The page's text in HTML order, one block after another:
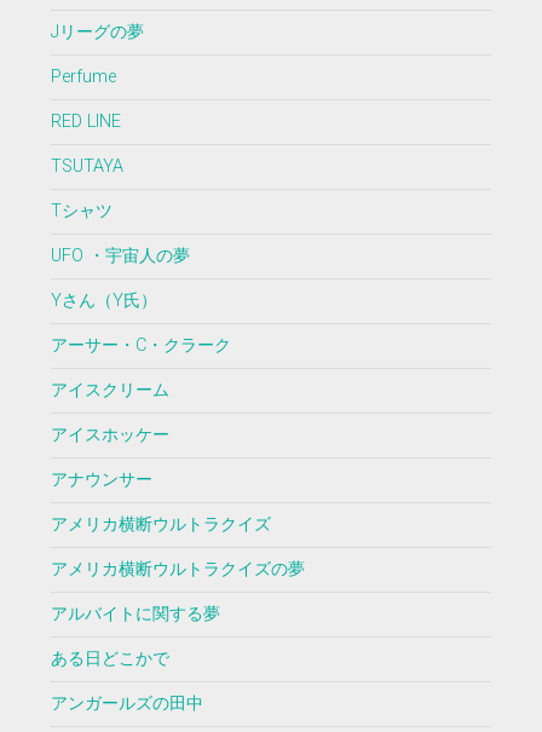
Jリーグの夢
Perfume
RED LINE
TSUTAYA
Tシャツ
UFO ・宇宙人の夢
Yさん（Y氏）
アーサー・C・クラーク
アイスクリーム
アイスホッケー
アナウンサー
アメリカ横断ウルトラクイズ
アメリカ横断ウルトラクイズの夢
アルバイトに関する夢
ある日どこかで
アンガールズの田中